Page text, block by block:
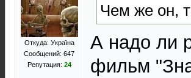
Откуда: Україна
Сообщений: 647
Репутация: 24
Чем же он,
А надо ли
фильм